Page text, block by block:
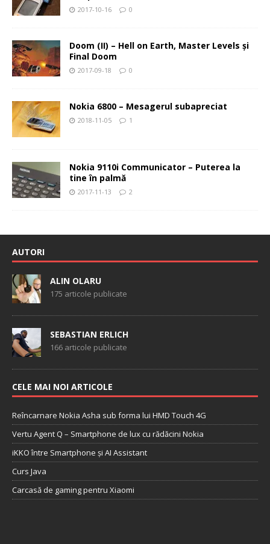
2017-10-16 0
Doom (II) – Hell on Earth, Master Levels şi
Final Doom
2017-09-18 0
Nokia 6800 – Mesagerul subapreciat
2018-11-05 1
Nokia 9110i Communicator – Puterea la
tine în palmă
2017-11-13 2
AUTORI
ALIN OLARU
175 articole publicate
SEBASTIAN ERLICH
166 articole publicate
CELE MAI NOI ARTICOLE
Reîncarnare Nokia Asha sub forma lui HMD Touch 4G
Vertu Agent Q – Smartphone de lux cu rădăcini Nokia
iKKO între Smartphone și AI Assistant
Curs Java
Carcasă de gaming pentru Xiaomi